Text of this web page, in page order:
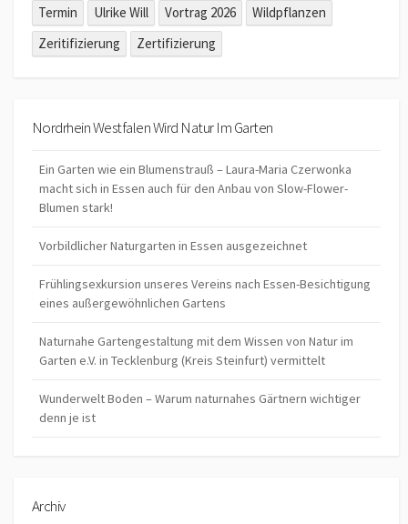
Termin Ulrike Will Vortrag 2026
Wildpflanzen
Zeritifizierung
Zertifizierung
Nordrhein Westfalen Wird Natur Im Garten
Ein Garten wie ein Blumenstrauß – Laura-Maria Czerwonka
macht sich in Essen auch für den Anbau von Slow-Flower-
Blumen stark!
Vorbildlicher Naturgarten in Essen ausgezeichnet
Frühlingsexkursion unseres Vereins nach Essen-Besichtigung
eines außergewöhnlichen Gartens
Naturnahe Gartengestaltung mit dem Wissen von Natur im
Garten e.V. in Tecklenburg (Kreis Steinfurt) vermittelt
Wunderwelt Boden – Warum naturnahes Gärtnern wichtiger
denn je ist
Archiv